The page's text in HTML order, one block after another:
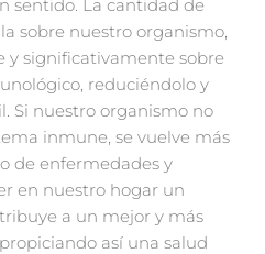
sentido. La cantidad de
sobre nuestro organismo,
significativamente sobre
reduciéndolo y
Si nuestro organismo no
inmune, se vuelve más
de enfermedades y
en nuestro hogar un
a un mejor y más
así una salud